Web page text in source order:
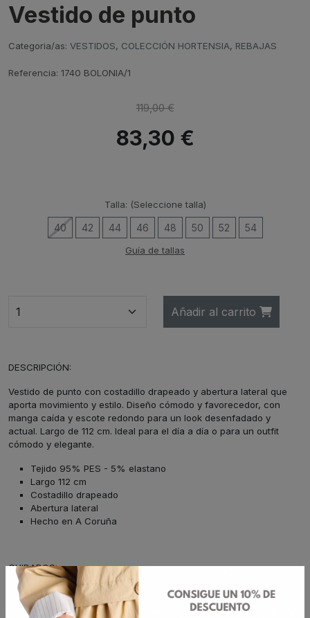
Vestido de punto
Categoria/as: VESTIDOS, COLECCIÓN HORTENSIA, REBAJAS
Referencia: 1740 BOLONIA/1
119,00 €
83,30 €
Talla: (Seleccione talla)
40 42 44 46 48 50 52 54
Guía de tallas
Añadir al carrito
DESCRIPCIÓN:
Vestido de punto con costadillo drapeado y abertura lateral que
aporta movimiento y estilo. Diseño cómodo y favorecedor, con
manga caída y escote redondo para un look desenfadado y
actual. Largo de 112 cm. Ideal para el día a día o para un outfit
cómodo y elegante.
Tejido 95% PES - 5% elastano
Largo 112 cm
Costadillo drapeado
Abertura lateral
Hecho en A Coruña
CUIDADOS:
Un buen cuidado es esencial para que tus tejidos conserven
siempre su frescura y elegancia.